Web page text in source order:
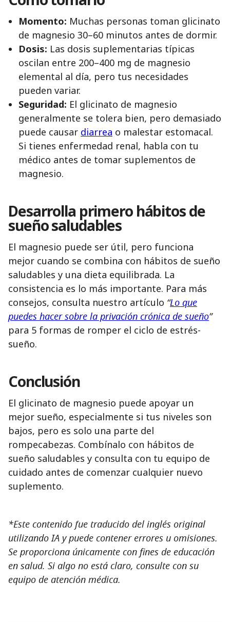
Momento: Muchas personas toman glicinato
de magnesio 30–60 minutos antes de dormir.
Dosis: Las dosis suplementarias típicas
oscilan entre 200–400 mg de magnesio
elemental al día, pero tus necesidades
pueden variar.
Seguridad: El glicinato de magnesio
generalmente se tolera bien, pero demasiado
puede causar diarrea o malestar estomacal.
Si tienes enfermedad renal, habla con tu
médico antes de tomar suplementos de
magnesio.
Desarrolla primero hábitos de
sueño saludables
El magnesio puede ser útil, pero funciona
mejor cuando se combina con hábitos de sueño
saludables y una dieta equilibrada. La
consistencia es lo más importante. Para más
consejos, consulta nuestro artículo “Lo que
puedes hacer sobre la privación crónica de sueño”
para 5 formas de romper el ciclo de estrés-
sueño.
Conclusión
El glicinato de magnesio puede apoyar un
mejor sueño, especialmente si tus niveles son
bajos, pero es solo una parte del
rompecabezas. Combínalo con hábitos de
sueño saludables y consulta con tu equipo de
cuidado antes de comenzar cualquier nuevo
suplemento.
*Este contenido fue traducido del inglés original
utilizando IA y puede contener errores u omisiones.
Se proporciona únicamente con fines de educación
en salud. Si algo no está claro, consulte con su
equipo de atención médica.